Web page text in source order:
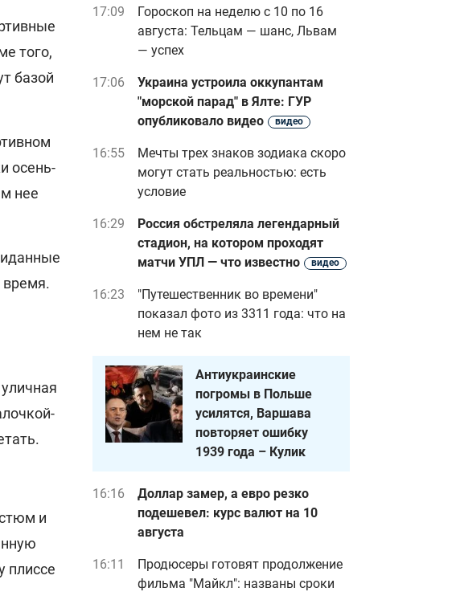
того,
базой
осень-
нее
время.
и
плиссе
17:09
Гороскоп на неделю с 10 по 16
августа: Тельцам — шанс, Львам
— успех
17:06
Украина устроила оккупантам
"морской парад" в Ялте: ГУР
опубликовало видео
видео
16:55
Мечты трех знаков зодиака скоро
могут стать реальностью: есть
условие
16:29
Россия обстреляла легендарный
стадион, на котором проходят
матчи УПЛ — что известно
видео
16:23
"Путешественник во времени"
показал фото из 3311 года: что на
нем не так
Антиукраинские
погромы в Польше
усилятся, Варшава
повторяет ошибку
1939 года – Кулик
16:16
Доллар замер, а евро резко
подешевел: курс валют на 10
августа
16:11
Продюсеры готовят продолжение
фильма "Майкл": названы сроки